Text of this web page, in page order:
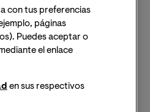
con tus preferencias
páginas
Puedes aceptar o
el enlace
en sus respectivos